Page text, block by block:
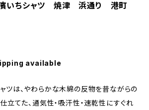
いちシャツ 焼津 浜通り 港町
available
ツは、やわらかな木綿の反物を昔ながらの
立てた、通気性・吸汗性・速乾性にすぐれ